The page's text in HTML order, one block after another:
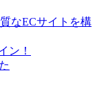
なECサイトを構
ン！